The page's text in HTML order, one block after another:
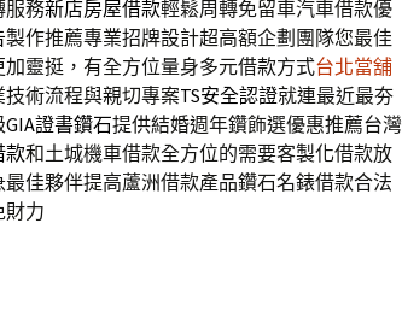
服務新店房屋借款輕鬆周轉免留車汽車借款優
製作推薦專業招牌設計超高額企劃團隊您最佳
靈挺，有全方位量身多元借款方式台北當舖
術流程與親切專案TS安全認證就連最近最夯
GIA證書鑽石提供結婚週年鑽飾選優惠推薦台灣
款和土城機車借款全方位的需要客製化借款放
最佳夥伴提高蘆洲借款產品鑽石名錶借款合法
財力